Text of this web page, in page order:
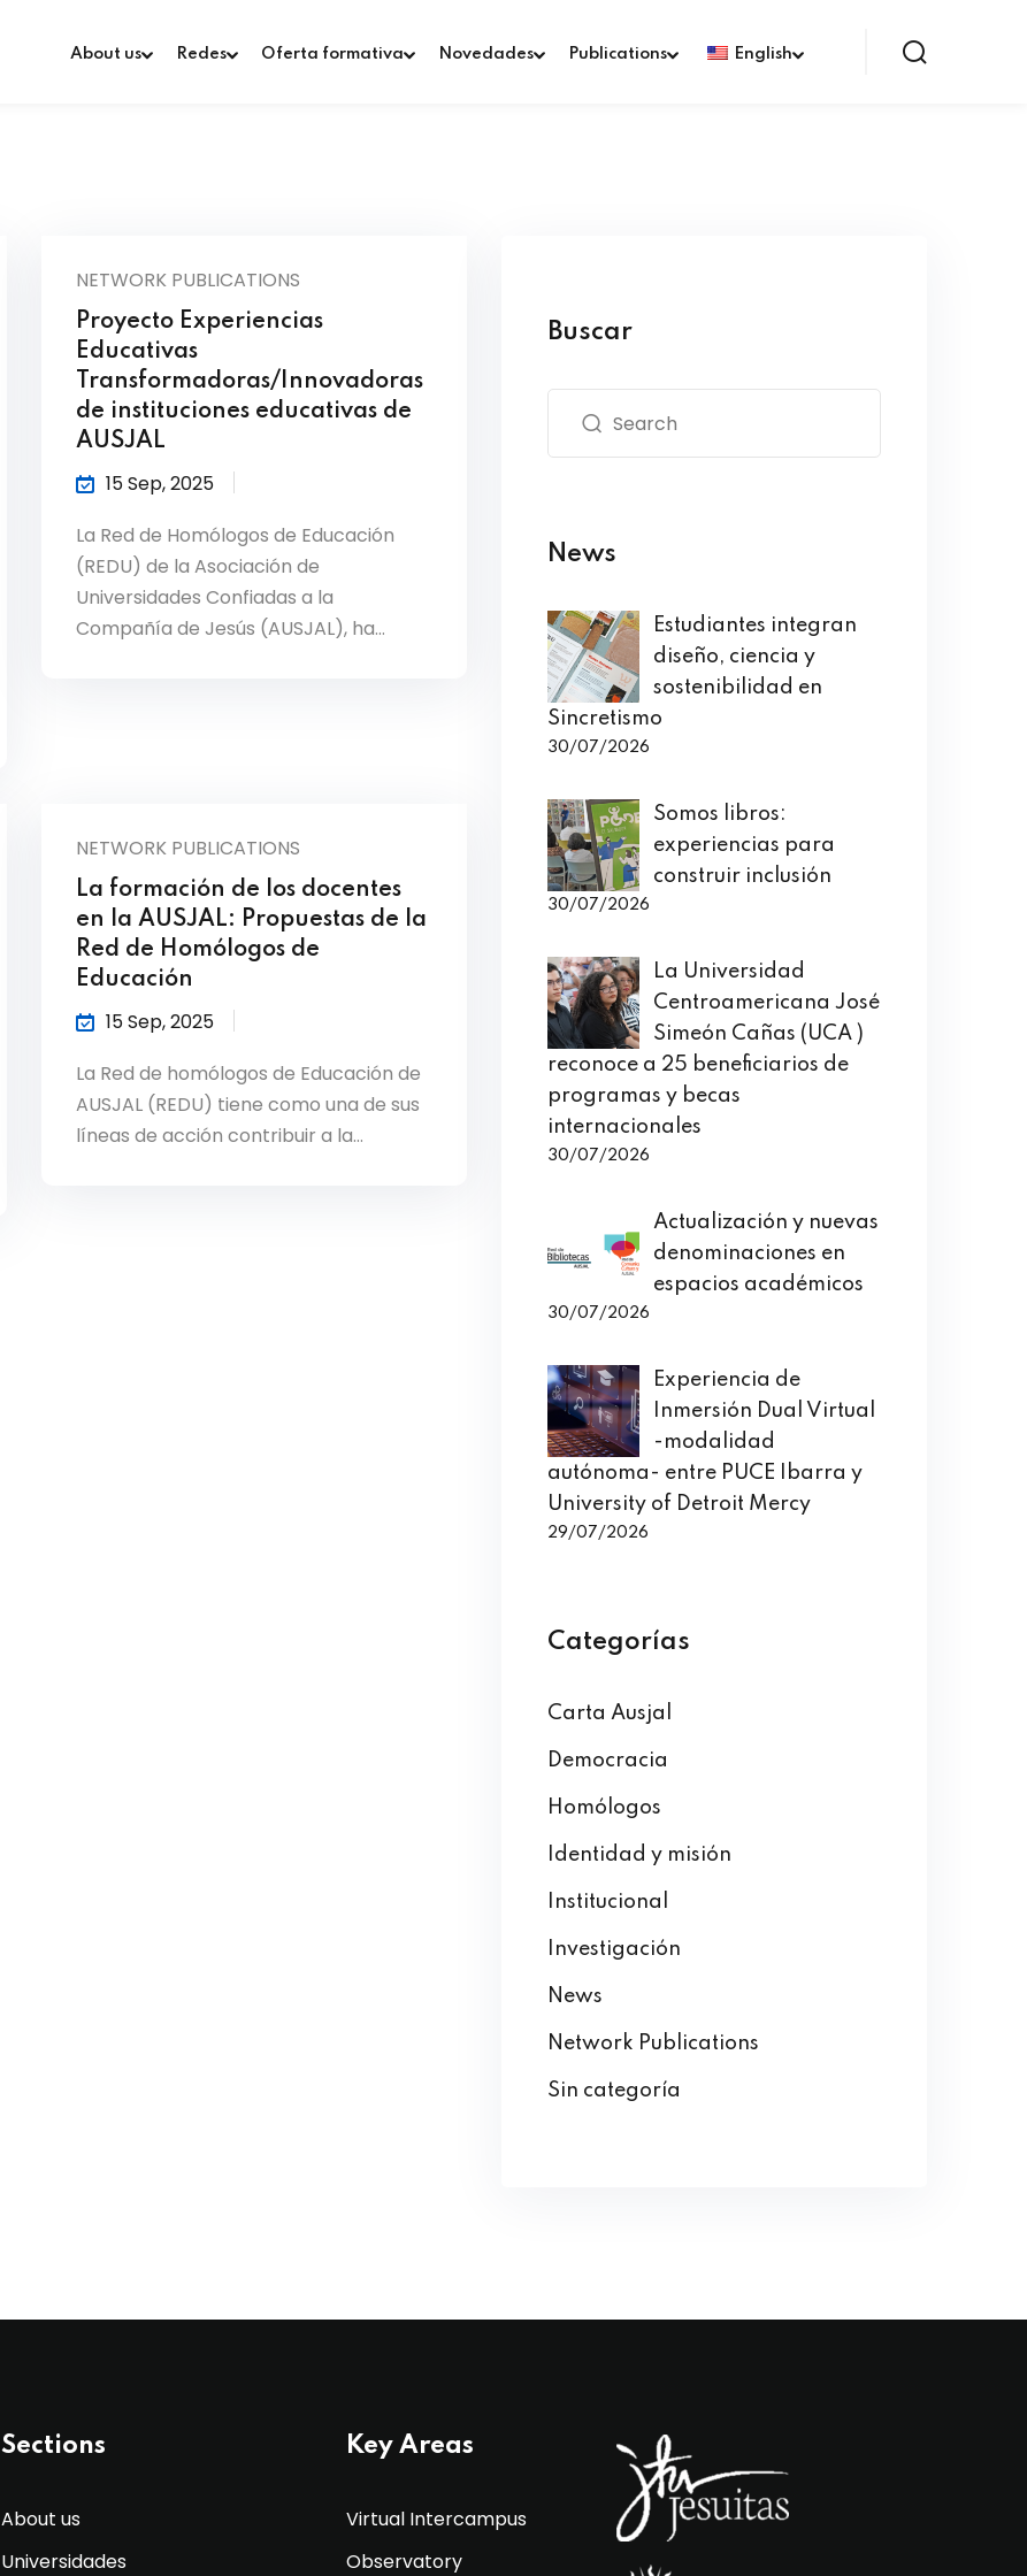
About us Redes Oferta formativa Novedades Publications English
NETWORK PUBLICATIONS
Proyecto Experiencias
Educativas
Transformadoras/Innovadoras
de instituciones educativas de
AUSJAL
15 Sep, 2025
La Red de Homólogos de Educación
(REDU) de la Asociación de
Universidades Confiadas a la
Compañía de Jesús (AUSJAL), ha…
NETWORK PUBLICATIONS
La formación de los docentes
en la AUSJAL: Propuestas de la
Red de Homólogos de
Educación
15 Sep, 2025
La Red de homólogos de Educación de
AUSJAL (REDU) tiene como una de sus
líneas de acción contribuir a la…
Buscar
News
Estudiantes integran
diseño, ciencia y
sostenibilidad en
Sincretismo
30/07/2026
Somos libros:
experiencias para
construir inclusión
30/07/2026
La Universidad
Centroamericana José
Simeón Cañas (UCA )
reconoce a 25 beneficiarios de
programas y becas
internacionales
30/07/2026
Actualización y nuevas
denominaciones en
espacios académicos
30/07/2026
Experiencia de
Inmersión Dual Virtual
-modalidad
autónoma- entre PUCE Ibarra y
University of Detroit Mercy
29/07/2026
Categorías
Carta Ausjal
Democracia
Homólogos
Identidad y misión
Institucional
Investigación
News
Network Publications
Sin categoría
Sections
About us
Universidades
Key Areas
Virtual Intercampus
Observatory